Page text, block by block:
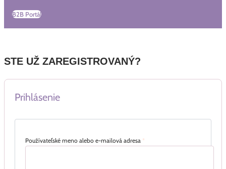
B2B Portál
STE UŽ ZAREGISTROVANÝ?
Prihlásenie
Používateľské meno alebo e-mailová adresa *